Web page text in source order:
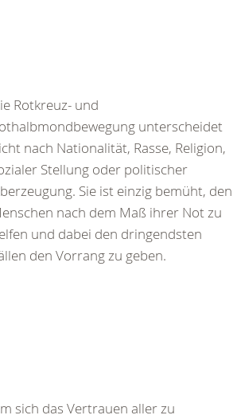
Rotkreuz- und
unterscheidet
nach Nationalität, Rasse, Religion,
Stellung oder politischer
Sie ist einzig bemüht, den
nach dem Maß ihrer Not zu
und dabei den dringendsten
den Vorrang zu geben.
sich das Vertrauen aller zu